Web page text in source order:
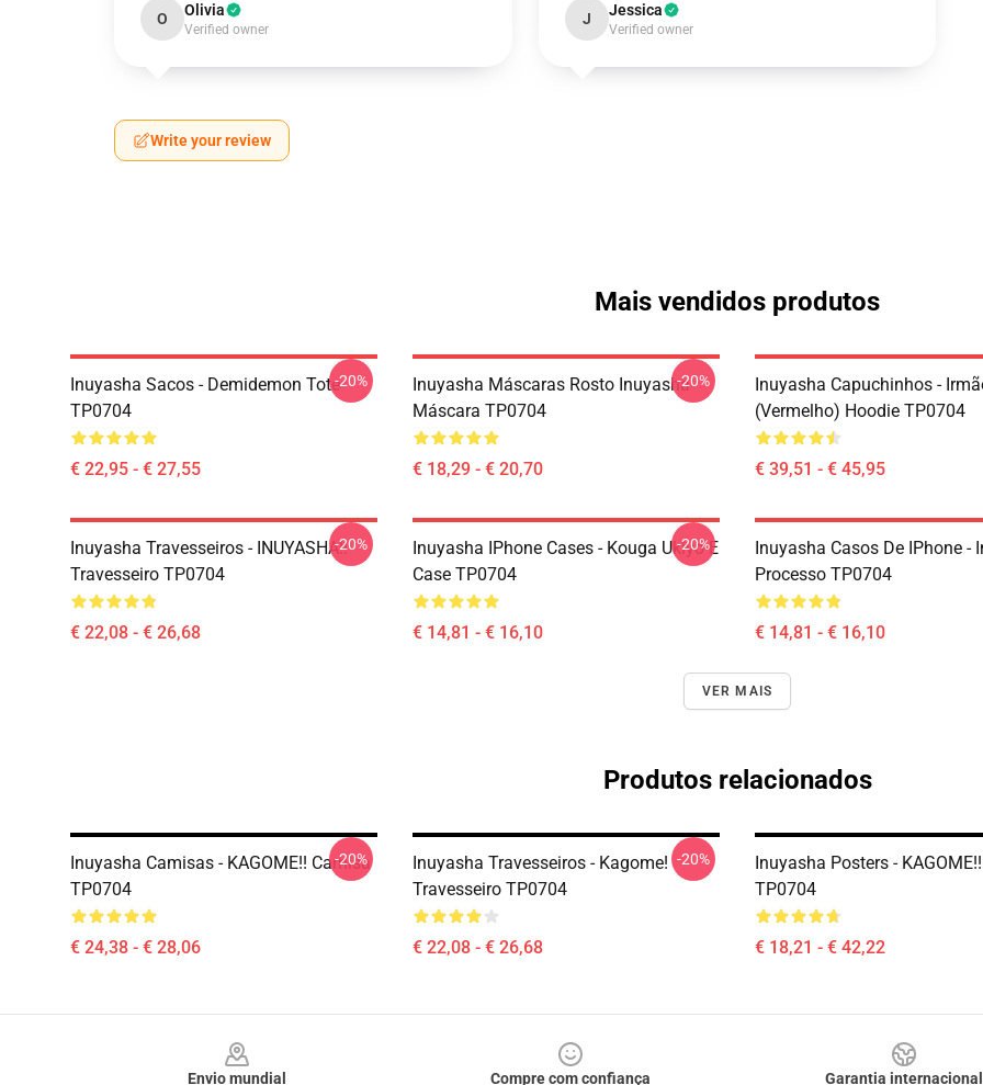
O Olivia
Verified owner
J Jessica
Verified owner
Write your review
Mais vendidos produtos
Inuyasha Sacos - Demidemon Tote
TP0704
€ 22,95 - € 27,55
-20%
Inuyasha Máscaras Rosto Inuyasha
Máscara TP0704
€ 18,29 - € 20,70
-20%
Inuyasha Capuchinhos -
(vermelho) Hoodie TP0704
€ 39,51 - € 45,95
Inuyasha Travesseiros - INUYASHA!!
Travesseiro TP0704
€ 22,08 - € 26,68
-20%
Inuyasha IPhone Cases - Kouga Ukiyo-E
Case TP0704
€ 14,81 - € 16,10
-20%
Inuyasha Casos De IPhone -
Processo TP0704
€ 14,81 - € 16,10
VER MAIS
Produtos relacionados
Inuyasha Camisas - KAGOME!! Camisa
TP0704
€ 24,38 - € 28,06
-20%
Inuyasha Travesseiros - Kagome!
Travesseiro TP0704
€ 22,08 - € 26,68
-20%
Inuyasha Posters -
TP0704
€ 18,21 - € 42,22
Envio mundial Compre com confiança Garantia internacional